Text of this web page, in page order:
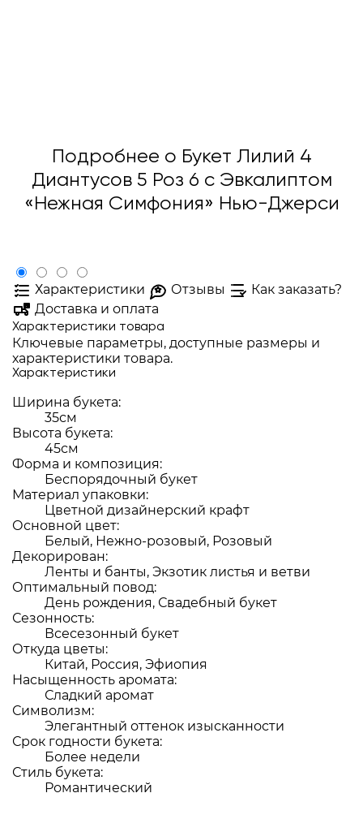
Подробнее о Букет Лилий 4
Диантусов 5 Роз 6 с Эвкалиптом
«Нежная Симфония» Нью-Джерси
Характеристики Отзывы
Как заказать?
Доставка и оплата
Характеристики товара
Ключевые параметры, доступные размеры и
характеристики товара.
Характеристики
Ширина букета:
35см
Высота букета:
45см
Форма и композиция:
Беспорядочный букет
Материал упаковки:
Цветной дизайнерский крафт
Основной цвет:
Белый, Нежно-розовый, Розовый
Декорирован:
Ленты и банты, Экзотик листья и ветви
Оптимальный повод:
День рождения, Свадебный букет
Сезонность:
Всесезонный букет
Откуда цветы:
Китай, Россия, Эфиопия
Насыщенность аромата:
Сладкий аромат
Символизм:
Элегантный оттенок изысканности
Срок годности букета:
Более недели
Стиль букета:
Романтический